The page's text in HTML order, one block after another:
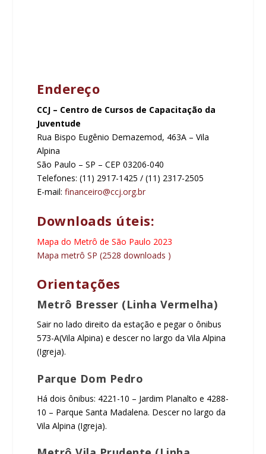
Endereço
CCJ – Centro de Cursos de Capacitação da
Juventude
Rua Bispo Eugênio Demazemod, 463A – Vila
Alpina
São Paulo – SP – CEP 03206-040
Telefones: (11) 2917-1425 / (11) 2317-2505
E-mail:financeiro@ccj.org.br
Downloads úteis:
Mapa do Metrô de São Paulo 2023
Mapa metrô SP (2528 downloads )
Orientações
Metrô Bresser (Linha Vermelha)
Sair no lado direito da estação e pegar o ônibus
573-A(Vila Alpina) e descer no largo da Vila Alpina
(Igreja).
Parque Dom Pedro
Há dois ônibus: 4221-10 – Jardim Planalto e 4288-
10 – Parque Santa Madalena. Descer no largo da
Vila Alpina (Igreja).